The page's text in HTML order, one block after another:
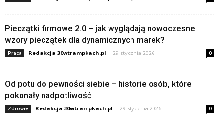
Pieczątki firmowe 2.0 – jak wyglądają nowoczesne
wzory pieczątek dla dynamicznych marek?
Praca Redakcja 30wtrampkach.pl - 29 stycznia 2026 0
Od potu do pewności siebie – historie osób, które
pokonały nadpotliwość
Zdrowie Redakcja 30wtrampkach.pl - 29 stycznia 2026 0